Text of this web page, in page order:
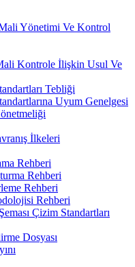
Yönetimi Ve Kontrol
Kontrole İlişkin Usul Ve
Tebliği
Uyum Genelgesi
İlkeleri
Rehberi
Rehberi
Rehberi
Rehberi
Çizim Standartları
Dosyası